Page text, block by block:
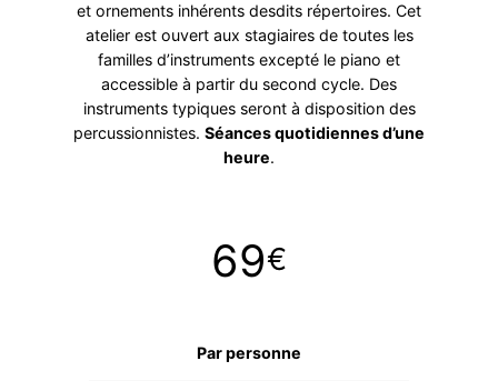
et ornements inhérents desdits répertoires. Cet
atelier est ouvert aux stagiaires de toutes les
familles d’instruments excepté le piano et
accessible à partir du second cycle. Des
instruments typiques seront à disposition des
percussionnistes. Séances quotidiennes d’une
heure.
69€
Par personne